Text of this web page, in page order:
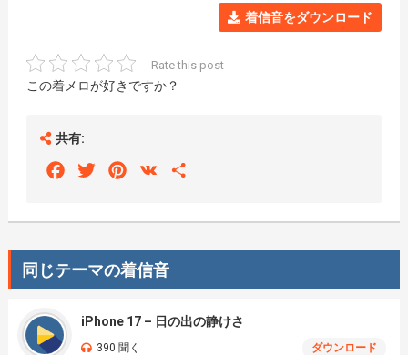
着信音をダウンロード
Rate this post
この着メロが好きですか？
共有:
FacebookTwitterPinterest
VK
同じテーマの着信音
iPhone 17 – 日の出の静けさ
390 聞く ダウンロード